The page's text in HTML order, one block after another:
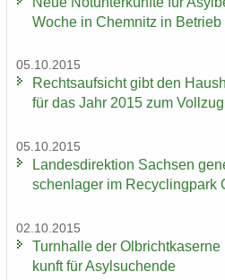
Woche in Chem­nitz in Be­trieb
05.10.2015
Rechts­auf­sicht gibt den
für das Jahr 2015 zum
05.10.2015
Lan­des­di­rek­ti­on Sach­sen
schen­la­ger im Re­cy­cling­park
02.10.2015
Turn­hal­le der
kunft für Asyl­su­chen­de